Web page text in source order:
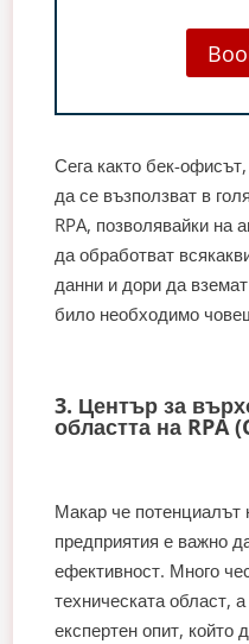
Сега както бек-
да се възползват в
RPA, позволявайки на
да обработват
данни и дори да
било необходимо
3. Център за
областта на RPA
Макар че потенциалът
предприятия е важно
ефективност. Много
техническата област,
експертен опит, който